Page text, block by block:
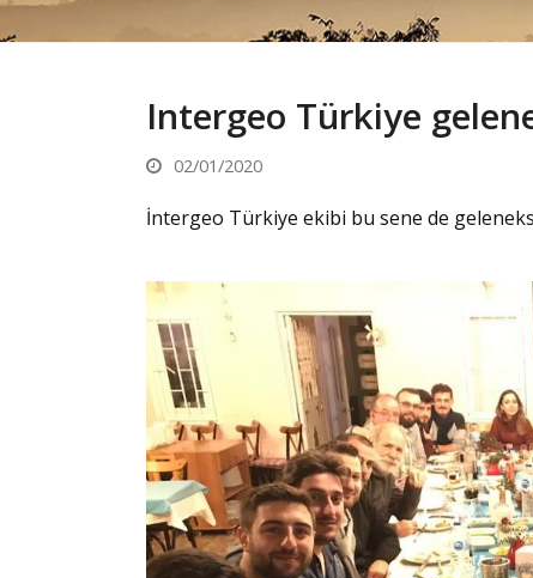
Intergeo Türkiye
02/01/2020
İntergeo Türkiye ekibi bu sene de